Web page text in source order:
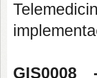
GIS0008